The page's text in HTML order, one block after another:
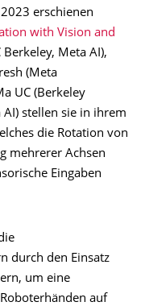
erschienen
with Vision and
Meta AI),
(Meta
UC (Berkeley
stellen sie in ihrem
die Rotation von
mehrerer Achsen
Eingaben
durch den Einsatz
um eine
auf